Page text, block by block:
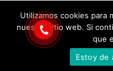
-Aviso legal-
Box
Utilizamos cookies para
nuestro sitio web. Si
que
Estoy de